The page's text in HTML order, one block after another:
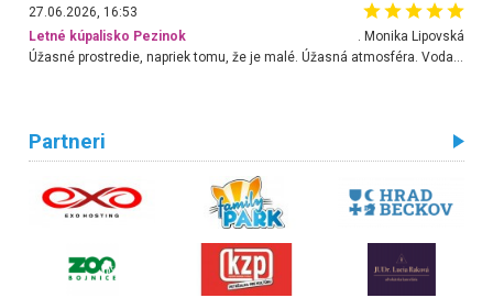
27.06.2026, 16:53
Letné kúpalisko Pezinok
. Monika Lipovská
Úžasné prostredie, napriek tomu, že je malé. Úžasná atmosféra. Voda fantastická a nádherná. Ľudí je pomerne veľa, ale su mili a ohľaduplní. Je veľmi zaujímavé sledovať, ako dokážu spolu športovať cudzí ľudia a bez ohľadu na vek. Vládne tu pohoda. Vnuka neviem dostať z vody. Ďakujem za krásny deň . Urcite sa sem vrátim. Jediný problém je s parkovaním, ale aj ten sa mi podarilo vyriešiť. Monika Bratislava
Partneri